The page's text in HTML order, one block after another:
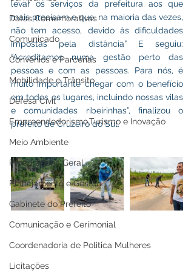
Datas Comemorativas
Comunicado
Convênios e Parcerias
Mobilidade e Trânsito
Defesa Civil
Empreendedorismo,Turismo e Inovação
Meio Ambiente
Procuradoria Geral
Planejamento e Gestão
Gabinete do Prefeito
Comunicação e Cerimonial
Coordenadoria de Politica Mulheres
Licitações
levar os serviços da prefeitura aos que
mais precisam e que, na maioria das vezes,
não tem acesso, devido às dificuldades
impostas pela distância” E seguiu:
“Acreditamos numa gestão perto das
pessoas e com as pessoas. Para nós, é
muito importante chegar com o benefício
em todos os lugares, incluindo nossas vilas
e comunidades ribeirinhas”, finalizou o
prefeito de Cruzeiro do Sul.